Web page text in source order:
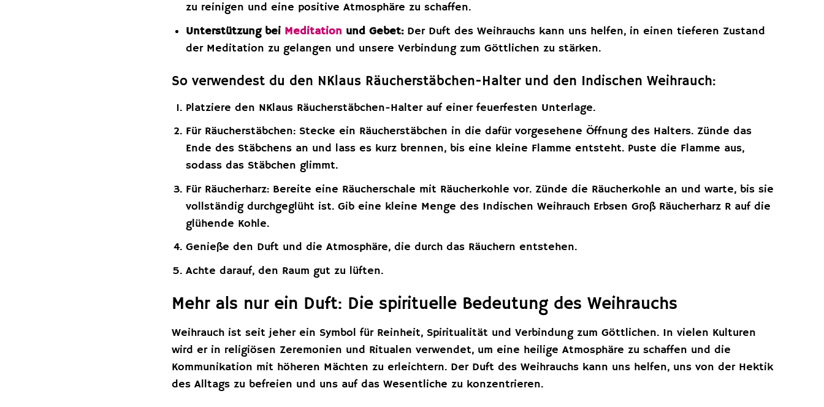
zu reinigen und eine positive Atmosphäre zu schaffen.
Unterstützung bei Meditation und Gebet:Der Duft des Weihrauchs kann uns helfen, in einen tieferen Zustand
der Meditation zu gelangen und unsere Verbindung zum Göttlichen zu stärken.
So verwendest du den NKlaus Räucherstäbchen-Halter und den Indischen Weihrauch:
Platziere den NKlaus Räucherstäbchen-Halter auf einer feuerfesten Unterlage.
Für Räucherstäbchen: Stecke ein Räucherstäbchen in die dafür vorgesehene Öffnung des Halters. Zünde das
Ende des Stäbchens an und lass es kurz brennen, bis eine kleine Flamme entsteht. Puste die Flamme aus,
sodass das Stäbchen glimmt.
Für Räucherharz: Bereite eine Räucherschale mit Räucherkohle vor. Zünde die Räucherkohle an und warte, bis sie
vollständig durchgeglüht ist. Gib eine kleine Menge des Indischen Weihrauch Erbsen Groß Räucherharz R auf die
glühende Kohle.
Genieße den Duft und die Atmosphäre, die durch das Räuchern entstehen.
Achte darauf, den Raum gut zu lüften.
Mehr als nur ein Duft: Die spirituelle Bedeutung des Weihrauchs
Weihrauch ist seit jeher ein Symbol für Reinheit, Spiritualität und Verbindung zum Göttlichen. In vielen Kulturen
wird er in religiösen Zeremonien und Ritualen verwendet, um eine heilige Atmosphäre zu schaffen und die
Kommunikation mit höheren Mächten zu erleichtern. Der Duft des Weihrauchs kann uns helfen, uns von der Hektik
des Alltags zu befreien und uns auf das Wesentliche zu konzentrieren.